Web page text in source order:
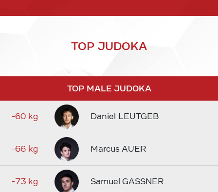
TOP JUDOKA
TOP MALE JUDOKA
-60 kg Daniel LEUTGEB
-66 kg Marcus AUER
-73 kg Samuel GASSNER